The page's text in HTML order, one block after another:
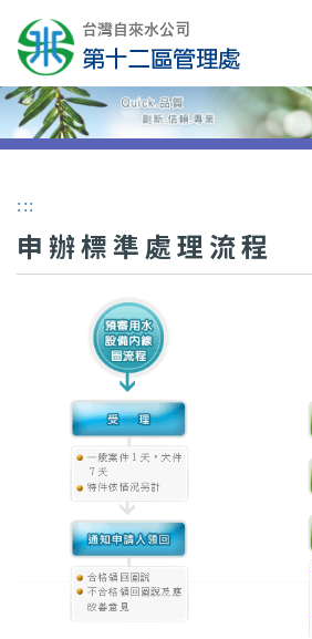
:::
申辦標準處理流程